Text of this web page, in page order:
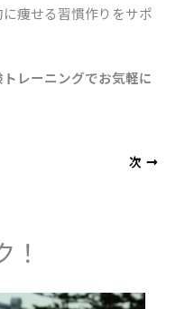
痩せる習慣作りをサポ
レーニングでお気軽に
次
！